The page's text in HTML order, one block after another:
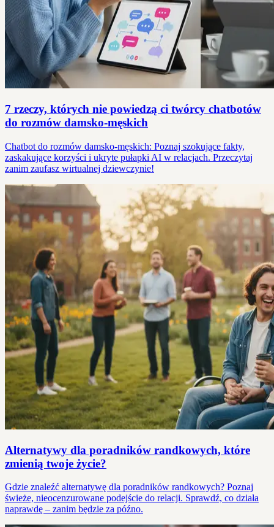
7 rzeczy, których nie powiedzą ci twórcy chatbotów
do rozmów damsko-męskich
Chatbot do rozmów damsko-męskich: Poznaj szokujące fakty,
zaskakujące korzyści i ukryte pułapki AI w relacjach. Przeczytaj
zanim zaufasz wirtualnej dziewczynie!
Alternatywy dla poradników randkowych, które
zmienią twoje życie?
Gdzie znaleźć alternatywę dla poradników randkowych? Poznaj
świeże, nieocenzurowane podejście do relacji. Sprawdź, co działa
naprawdę – zanim będzie za późno.